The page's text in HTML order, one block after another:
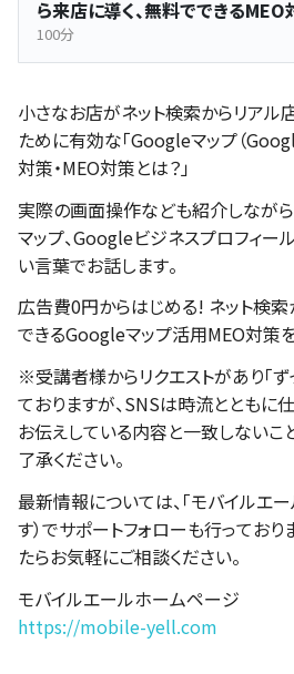
ら来店に導く、無料でできる
100分
小さなお店がネット検索からリアル
ために有効な「Googleマップ（
対策・MEO対策とは？」
実際の画面操作なども紹介しなが
マップ、Googleビジネスプロフィー
い言葉でお話します。
広告費0円からはじめる! ネット検索
できるGoogleマップ活用MEO対策
※受講者様からリクエストがあり「ず
ておりますが、SNSは時流とともに
お伝えしている内容と一致しないこ
了承ください。
最新情報については、「モバイルエ
す）でサポートフォローも行っており
たらお気軽にご相談ください。
モバイルエールホームページ
https://mobile-yell.com